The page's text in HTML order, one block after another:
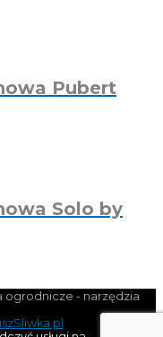
Pubert
Solo by
ogrodnicze - narzędzia